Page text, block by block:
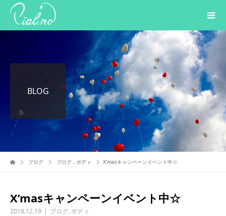
BLOG
ブログ ブログ , ボディ X’masキャンペーンイベント中☆
X’masキャンペーンイベント中☆
2018.12.19 ブログ, ボディ